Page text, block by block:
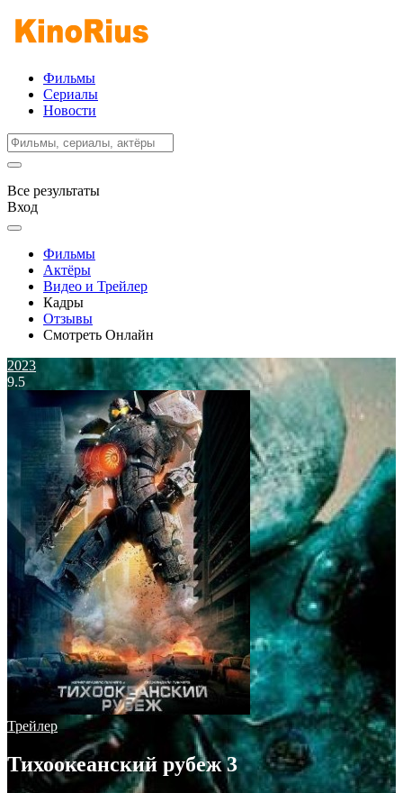
Фильмы
Сериалы
Новости
Все результаты
Вход
Фильмы
Актёры
Видео и Трейлер
Кадры
Отзывы
Смотреть Онлайн
2023
9.5
Трейлер
Тихоокеанский рубеж 3